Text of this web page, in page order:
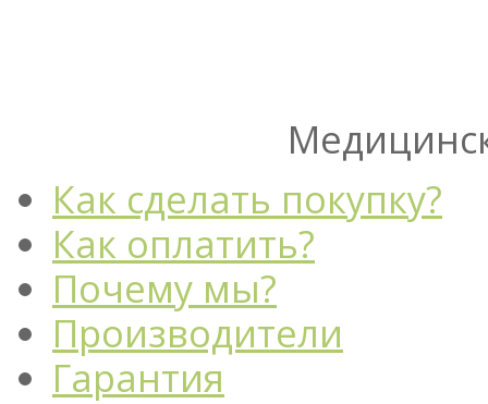
Как сделать покупку?
Как оплатить?
Почему мы?
Производители
Гарантия